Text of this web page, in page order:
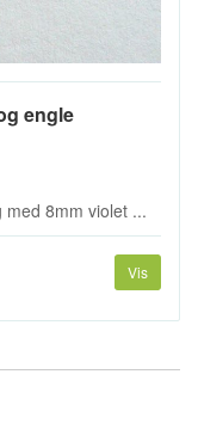
engle
8mm violet ...
Vis